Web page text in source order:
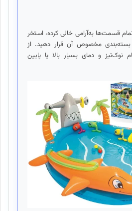
قسمت‌ها به‌آرامی خالی کرده، استخر
مخصوص آن قرار دهید. از
و دمای بسیار بالا یا پایین